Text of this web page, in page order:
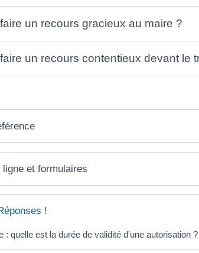
un recours gracieux au maire ?
un recours contentieux devant le
et formulaires
!
: quelle est la durée de validité d'une autorisation ?